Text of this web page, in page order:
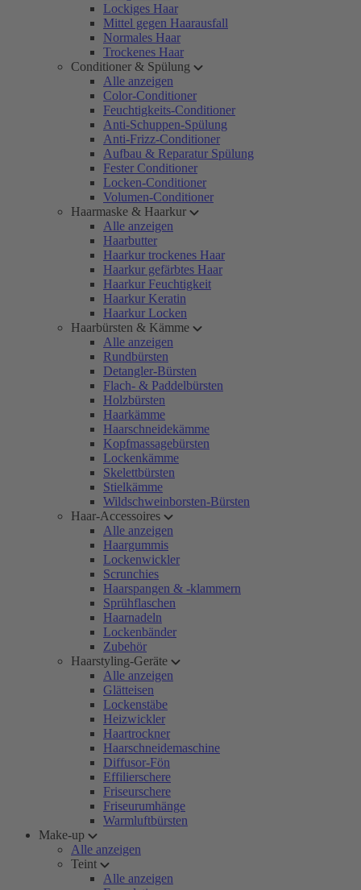
Lockiges Haar
Mittel gegen Haarausfall
Normales Haar
Trockenes Haar
Conditioner & Spülung
Alle anzeigen
Color-Conditioner
Feuchtigkeits-Conditioner
Anti-Schuppen-Spülung
Anti-Frizz-Conditioner
Aufbau & Reparatur Spülung
Fester Conditioner
Locken-Conditioner
Volumen-Conditioner
Haarmaske & Haarkur
Alle anzeigen
Haarbutter
Haarkur trockenes Haar
Haarkur gefärbtes Haar
Haarkur Feuchtigkeit
Haarkur Keratin
Haarkur Locken
Haarbürsten & Kämme
Alle anzeigen
Rundbürsten
Detangler-Bürsten
Flach- & Paddelbürsten
Holzbürsten
Haarkämme
Haarschneidekämme
Kopfmassagebürsten
Lockenkämme
Skelettbürsten
Stielkämme
Wildschweinborsten-Bürsten
Haar-Accessoires
Alle anzeigen
Haargummis
Lockenwickler
Scrunchies
Haarspangen & -klammern
Sprühflaschen
Haarnadeln
Lockenbänder
Zubehör
Haarstyling-Geräte
Alle anzeigen
Glätteisen
Lockenstäbe
Heizwickler
Haartrockner
Haarschneidemaschine
Diffusor-Fön
Effilierschere
Friseurschere
Friseurumhänge
Warmluftbürsten
Make-up
Alle anzeigen
Teint
Alle anzeigen